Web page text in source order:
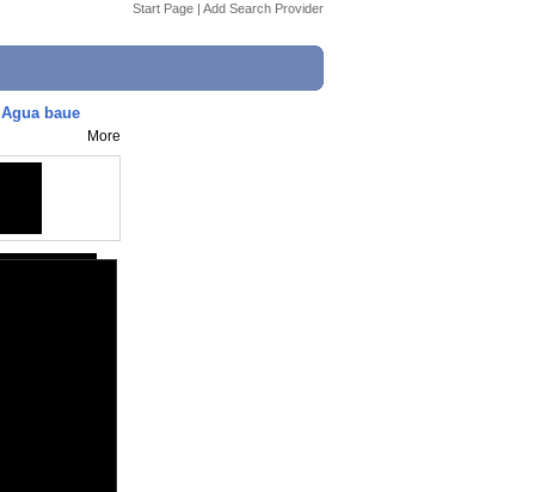
Start Page | Add Search Provider
baue
More